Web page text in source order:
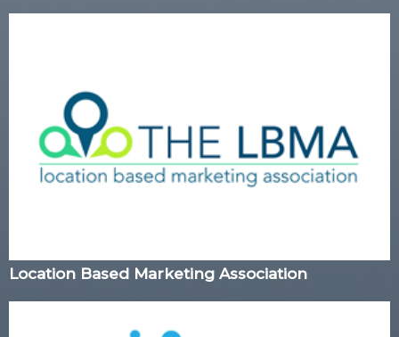
Location Based Marketing Association